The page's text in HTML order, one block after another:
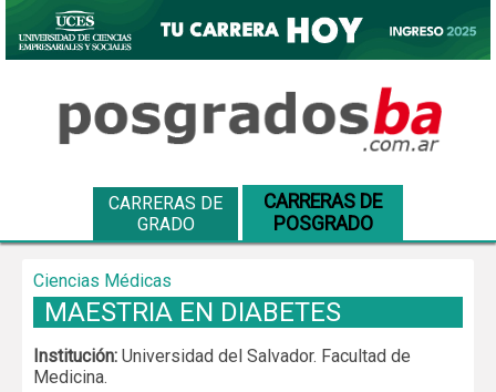
CARRERAS DE
GRADO
CARRERAS DE
POSGRADO
Ciencias Médicas
MAESTRIA EN DIABETES
Institución: Universidad del Salvador. Facultad de
Medicina.